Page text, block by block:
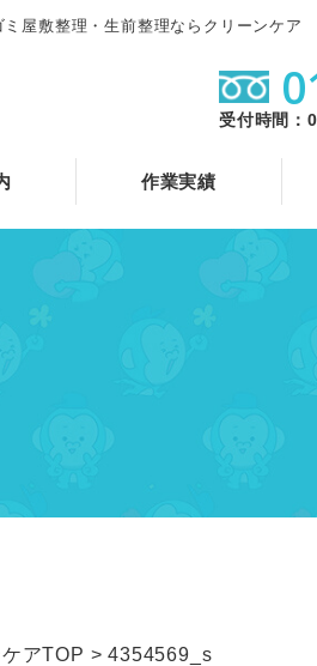
屋敷整理・生前整理ならクリーンケア
受付時間：
作業実績
アTOP >4354569_s